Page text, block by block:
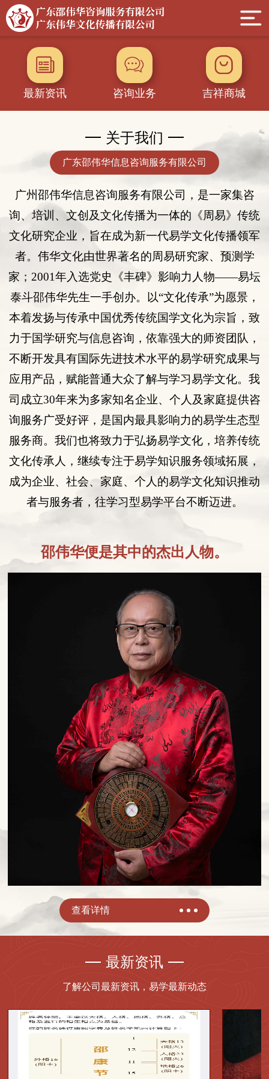
最新资讯 咨询业务 吉祥商城
关于我们
广东邵伟华信息咨询服务有限公司
广州邵伟华信息咨询服务有限公司，是一家集咨
询、 培训、文创及文化传播为一体的 《周易》 传统
文化研究企业 ，旨在成为新一代易学文化传播领军
者。伟华文化由世界著名的周易研究家、 预测学
家； 2001年入选党史《丰碑》影响力人物——易坛
泰斗邵伟华先生一手创办。以“文化传承”为愿景，
本着发扬与传承中国优秀传统国学文化为宗旨，致
力于国学研究与信息咨询 ，依靠强大的师资团队，
不断开发具有国际先进技术水平的易学研究成果与
应用产品，赋能普通大众了解与学习易学文化。我
司 成立30年来为多家知名企业、 个人 及家庭提供咨
询服务广受好评 ，是国内最具影响力的易学生态型
服务商。我们也将致力于弘扬易学文化，培养传统
文化传承人，继续专注于易学知识服务领域拓展，
成为企业、社会、家庭、个人的易学文化知识推动
者与服务者，往学习型易学平台不断迈进。
邵伟华便是其中的杰出人物。
查看详情
最新资讯
了解公司最新资讯，易学最新动态